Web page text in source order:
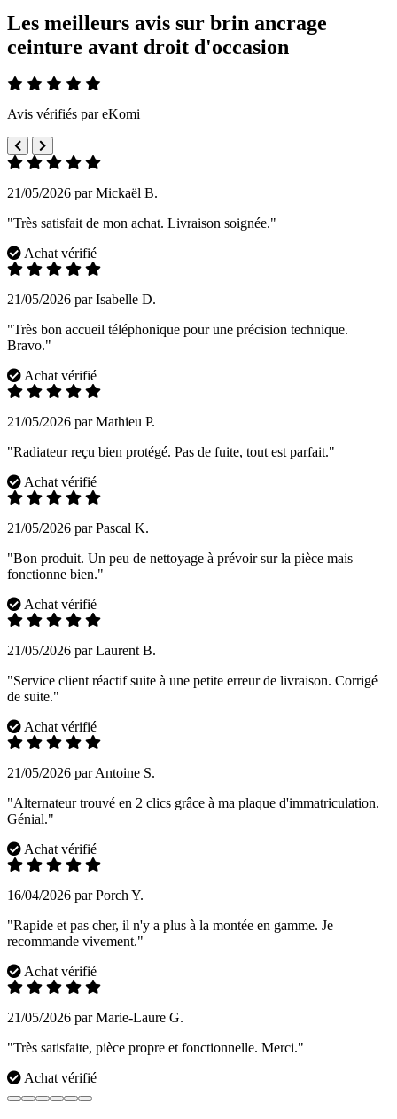
Les meilleurs avis sur brin ancrage
ceinture avant droit d'occasion
Avis vérifiés par eKomi
21/05/2026 par Mickaël B.
"Très satisfait de mon achat. Livraison soignée."
Achat vérifié
21/05/2026 par Isabelle D.
"Très bon accueil téléphonique pour une précision technique.
Bravo."
Achat vérifié
21/05/2026 par Mathieu P.
"Radiateur reçu bien protégé. Pas de fuite, tout est parfait."
Achat vérifié
21/05/2026 par Pascal K.
"Bon produit. Un peu de nettoyage à prévoir sur la pièce mais
fonctionne bien."
Achat vérifié
21/05/2026 par Laurent B.
"Service client réactif suite à une petite erreur de livraison. Corrigé
de suite."
Achat vérifié
21/05/2026 par Antoine S.
"Alternateur trouvé en 2 clics grâce à ma plaque d'immatriculation.
Génial."
Achat vérifié
16/04/2026 par Porch Y.
"Rapide et pas cher, il n'y a plus à la montée en gamme. Je
recommande vivement."
Achat vérifié
21/05/2026 par Marie-Laure G.
"Très satisfaite, pièce propre et fonctionnelle. Merci."
Achat vérifié